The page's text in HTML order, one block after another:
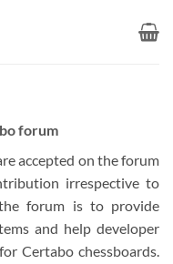
forum
accepted on the forum
irrespective to
forum is to provide
and help developer
Certabo chessboards.